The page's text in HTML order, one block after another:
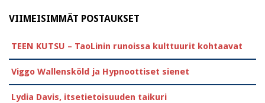
VIIMEISIMMÄT POSTAUKSET
TEEN KUTSU – TaoLinin runoissa kulttuurit kohtaavat
Viggo Wallensköld ja Hypnoottiset sienet
Lydia Davis, itsetietoisuuden taikuri